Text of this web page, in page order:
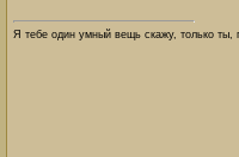
Я тебе один умный вещь скажу, только ты,